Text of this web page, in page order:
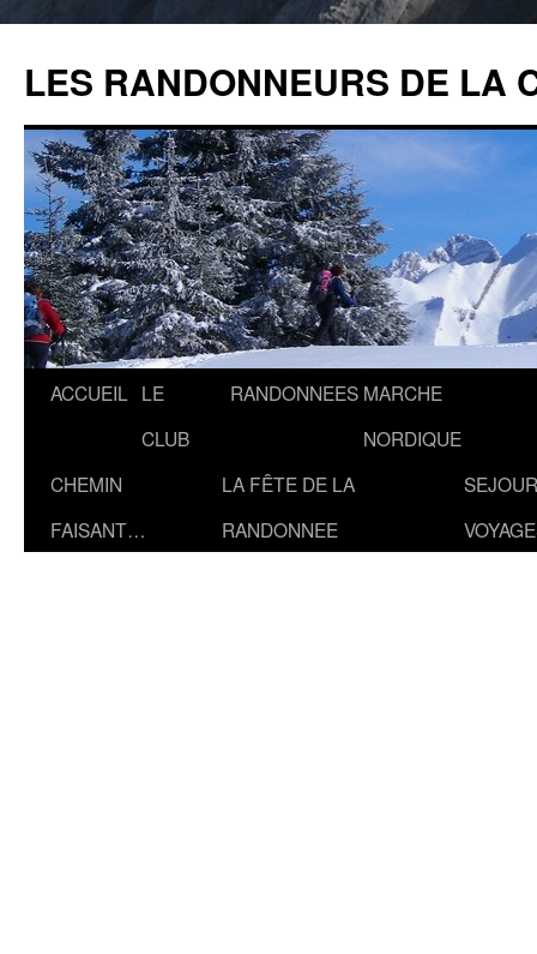
contenu
LES RANDONNEURS DE LA
ACCUEIL LE
CLUB
RANDONNEES MARCHE
NORDIQUE
CHEMIN
FAISANT…
LA FÊTE DE LA
RANDONNEE